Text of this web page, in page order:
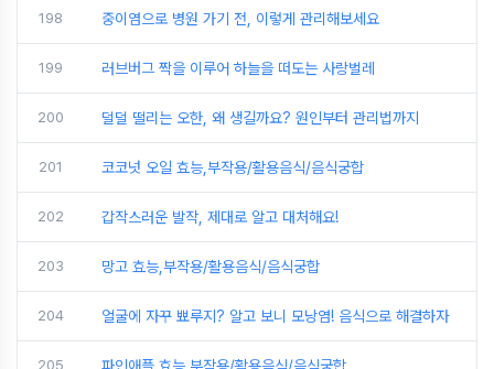
198 중이염으로 병원 가기 전, 이렇게 관리해보세요
199 러브버그 짝을 이루어 하늘을 떠도는 사랑벌레
200 덜덜 떨리는 오한, 왜 생길까요? 원인부터 관리법까지
201 코코넛 오일 효능,부작용/활용음식/음식궁합
202 갑작스러운 발작, 제대로 알고 대처해요!
203 망고 효능,부작용/활용음식/음식궁합
204 얼굴에 자꾸 뾰루지? 알고 보니 모낭염! 음식으로 해결하자
205